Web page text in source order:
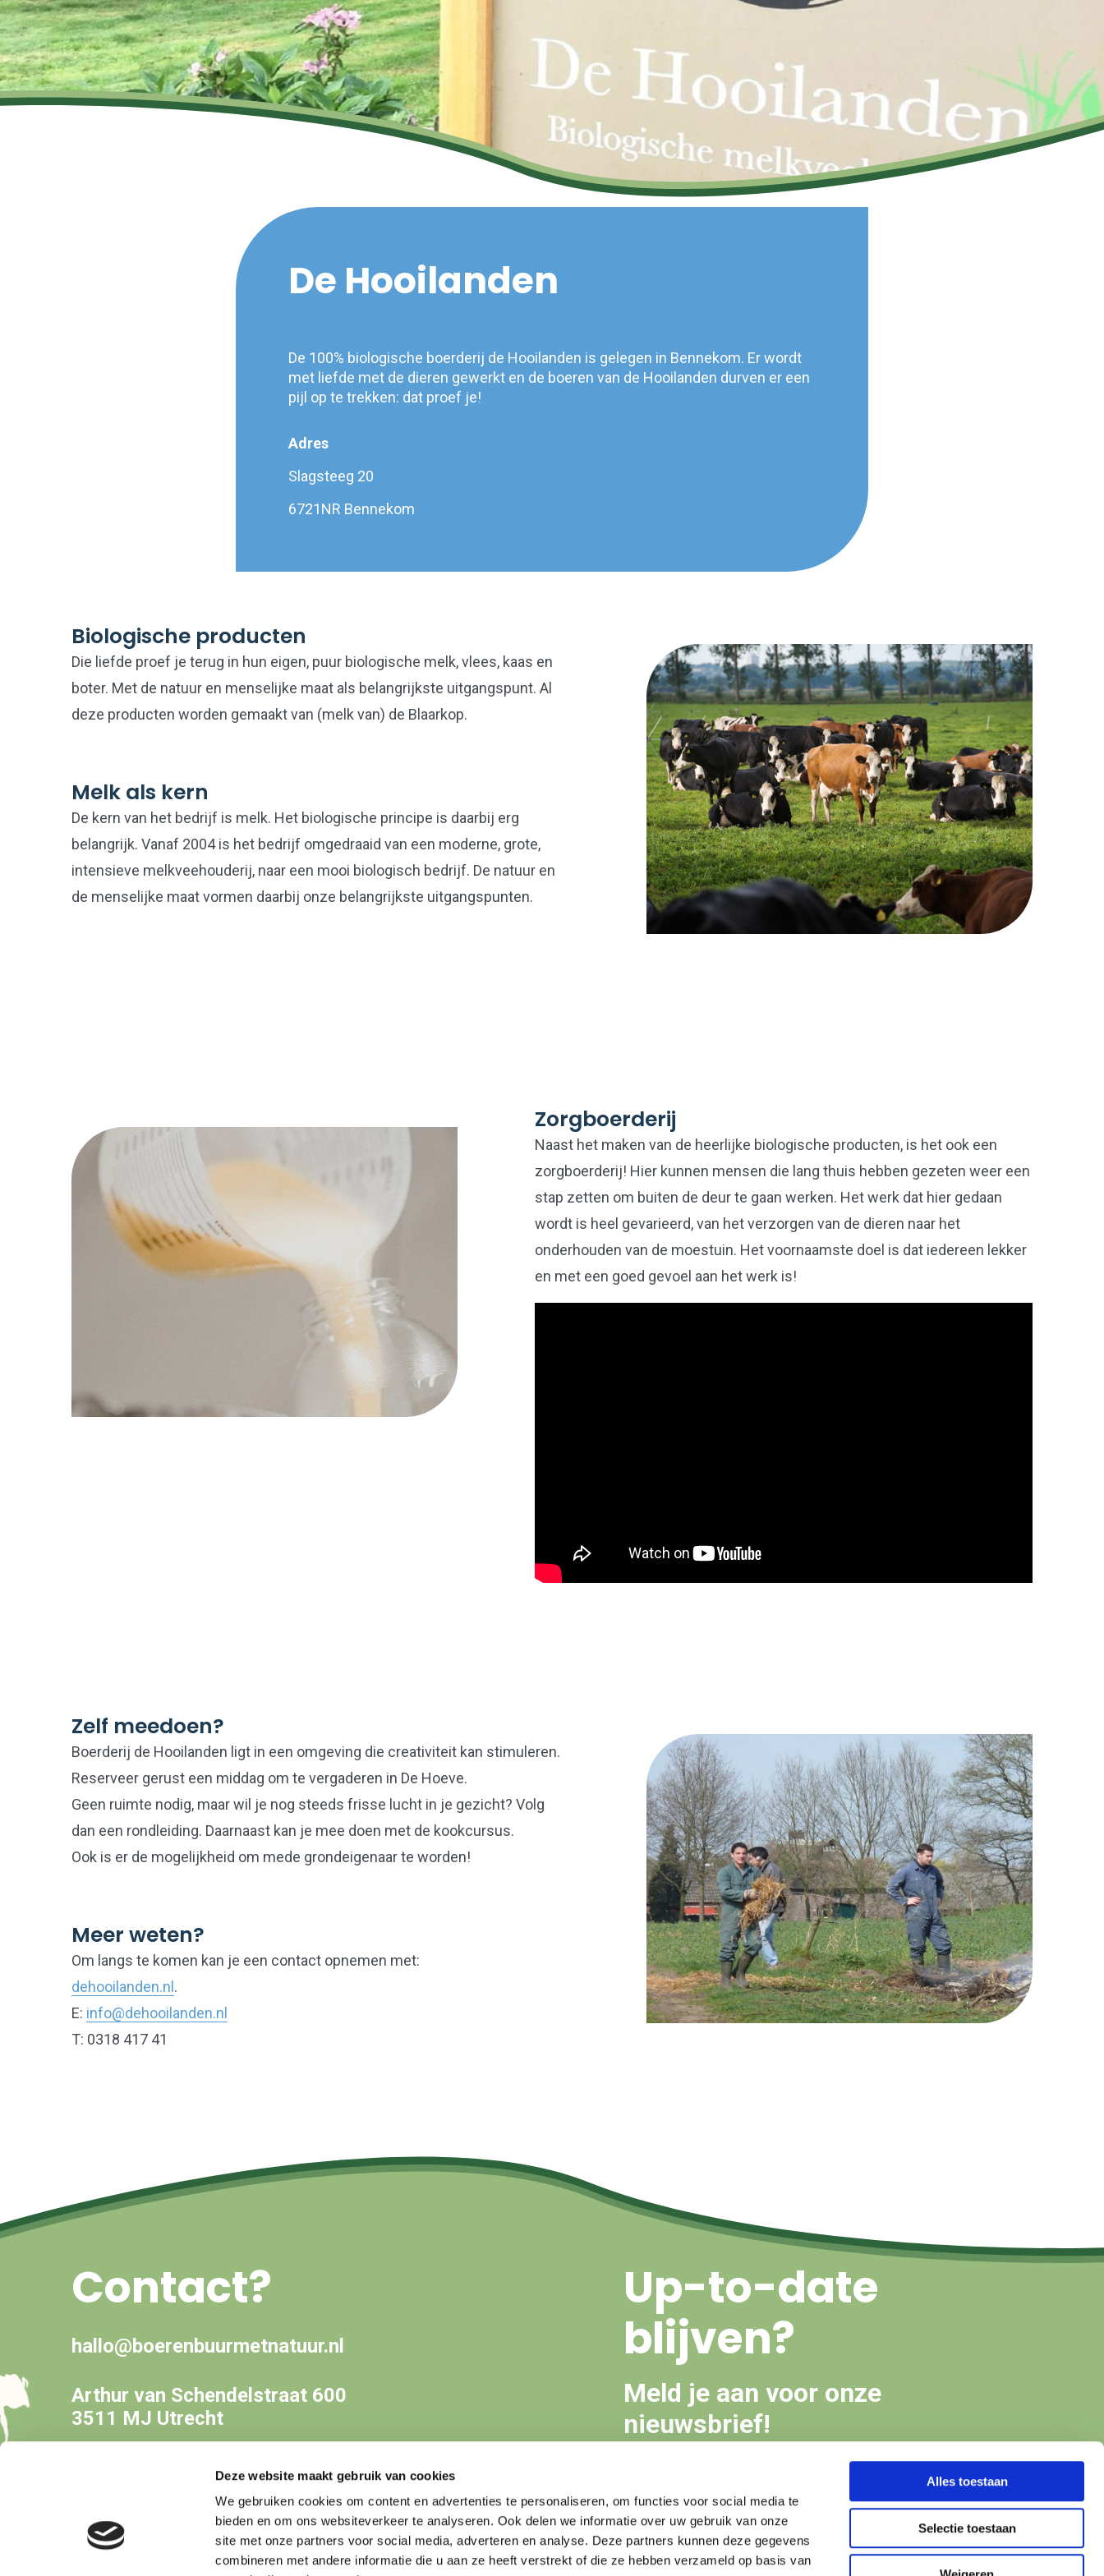
Deze website maakt gebruik van cookies
We gebruiken cookies om content en advertenties te personaliseren, om functies voor social media te
bieden en om ons websiteverkeer te analyseren. Ook delen we informatie over uw gebruik van onze
site met onze partners voor social media, adverteren en analyse. Deze partners kunnen deze gegevens
combineren met andere informatie die u aan ze heeft verstrekt of die ze hebben verzameld op basis van
Alles toestaan
Selectie toestaan
De Hooilanden
De 100% biologische boerderij de Hooilanden is gelegen in Bennekom. Er wordt
met liefde met de dieren gewerkt en de boeren van de Hooilanden durven er een
pijl op te trekken: dat proef je!
Adres
Slagsteeg 20
6721NR Bennekom
Biologische producten
Die liefde proef je terug in hun eigen, puur biologische melk, vlees, kaas en
boter. Met de natuur en menselijke maat als belangrijkste uitgangspunt. Al
deze producten worden gemaakt van (melk van) de Blaarkop.
Melk als kern
De kern van het bedrijf is melk. Het biologische principe is daarbij erg
belangrijk. Vanaf 2004 is het bedrijf omgedraaid van een moderne, grote,
intensieve melkveehouderij, naar een mooi biologisch bedrijf. De natuur en
de menselijke maat vormen daarbij onze belangrijkste uitgangspunten.
Zorgboerderij
Naast het maken van de heerlijke biologische producten, is het ook een
zorgboerderij! Hier kunnen mensen die lang thuis hebben gezeten weer een
stap zetten om buiten de deur te gaan werken. Het werk dat hier gedaan
wordt is heel gevarieerd, van het verzorgen van de dieren naar het
onderhouden van de moestuin. Het voornaamste doel is dat iedereen lekker
en met een goed gevoel aan het werk is!
Zelf meedoen?
Boerderij de Hooilanden ligt in een omgeving die creativiteit kan stimuleren.
Reserveer gerust een middag om te vergaderen in De Hoeve.
Geen ruimte nodig, maar wil je nog steeds frisse lucht in je gezicht? Volg
dan een rondleiding. Daarnaast kan je mee doen met de kookcursus.
Ook is er de mogelijkheid om mede grondeigenaar te worden!
Meer weten?
Om langs te komen kan je een contact opnemen met:
dehooilanden.nl .
E: info@dehooilanden.nl
T: 0318 417 41
Contact?
hallo@boerenbuurmetnatuur.nl
Arthur van Schendelstraat 600
3511 MJ Utrecht
Up-to-date
blijven?
Meld je aan voor onze
nieuwsbrief!